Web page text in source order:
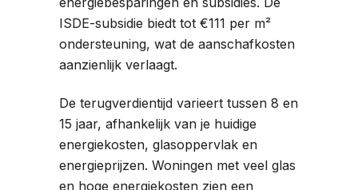
ISDE-subsidie biedt tot €111 per m²
ondersteuning, wat de aanschafkosten
aanzienlijk verlaagt.
De terugverdientijd varieert tussen 8 en
15 jaar, afhankelijk van je huidige
energiekosten, glasoppervlak en
energieprijzen. Woningen met veel glas
en hoge energiekosten zien een